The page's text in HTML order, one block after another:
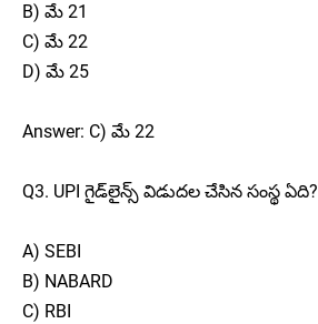
B) మే 21
C) మే 22
D) మే 25
Answer: C) మే 22
Q3. UPI గైడ్‌లైన్స్ విడుదల చేసిన సంస్థ ఏది?
A) SEBI
B) NABARD
C) RBI